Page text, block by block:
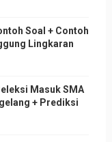
Soal + Contoh
Lingkaran
Masuk SMA
+ Prediksi